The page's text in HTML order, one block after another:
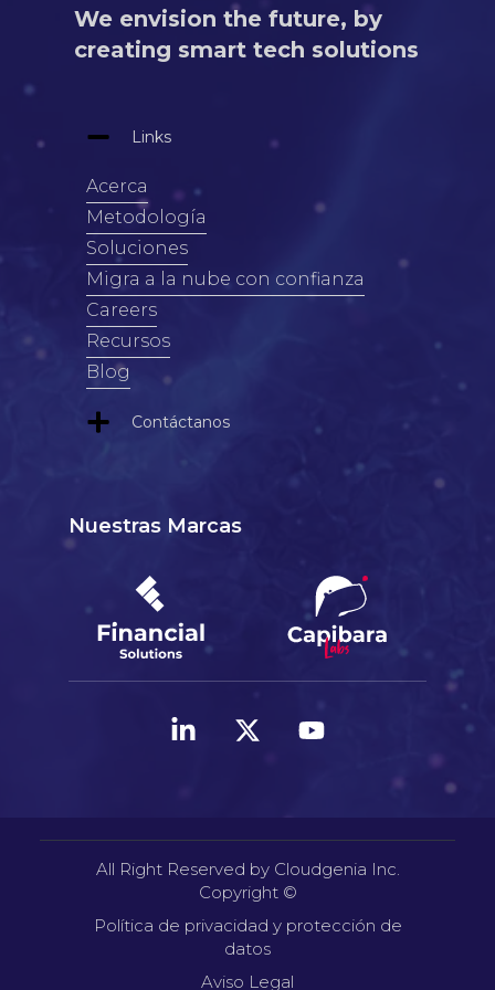
We envision the future, by
creating smart tech solutions
Links
Acerca
Metodología
Soluciones
Migra a la nube con confianza
Careers
Recursos
Blog
Contáctanos
Nuestras Marcas
All Right Reserved by Cloudgenia Inc.
Copyright ©
Política de privacidad y protección de
datos
Aviso Legal